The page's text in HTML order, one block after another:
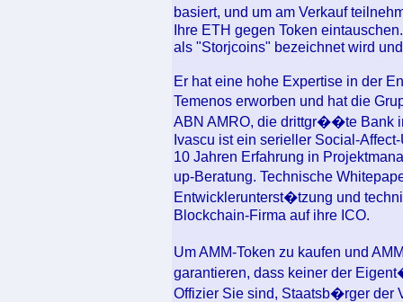
basiert, und um am Verkauf
Ihre ETH gegen Token
als "Storjcoins" bezeichnet wird
Er hat eine hohe Expertise in der
Temenos erworben und hat die
ABN AMRO, die drittgr��te Bank
Ivascu ist ein serieller Social-
10 Jahren Erfahrung in
up-Beratung. Technische
Entwicklerunterst�tzung und
Blockchain-Firma auf ihre ICO.
Um AMM-Token zu kaufen und
garantieren, dass keiner der
Offizier Sie sind, Staatsb�rger der